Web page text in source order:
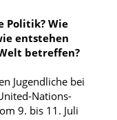
Wie
entstehen
betreffen?
Jugendliche bei
Nations-
9. bis 11. Juli